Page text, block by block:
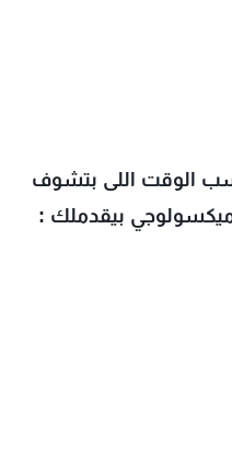
بيقدملك :